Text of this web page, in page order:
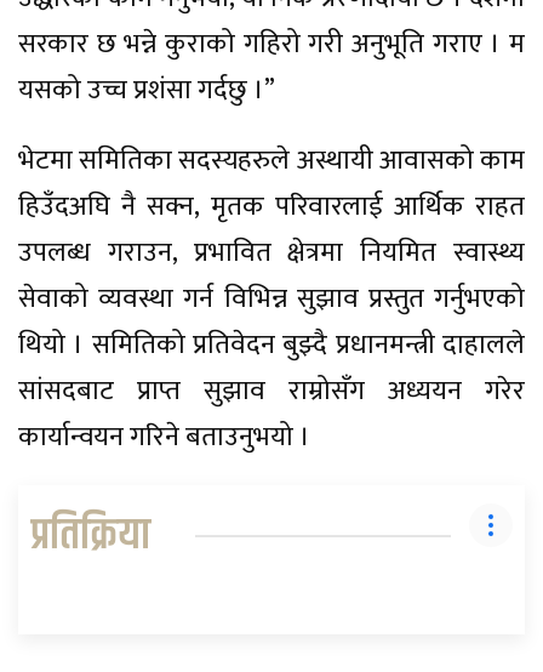
सरकार छ भन्ने कुराको गहिरो गरी अनुभूति गराए । म
यसको उच्च प्रशंसा गर्दछु ।”
भेटमा समितिका सदस्यहरुले अस्थायी आवासको काम
हिउँदअघि नै सक्न, मृतक परिवारलाई आर्थिक राहत
उपलब्ध गराउन, प्रभावित क्षेत्रमा नियमित स्वास्थ्य
सेवाको व्यवस्था गर्न विभिन्न सुझाव प्रस्तुत गर्नुभएको
थियो । समितिको प्रतिवेदन बुझ्दै प्रधानमन्त्री दाहालले
सांसदबाट प्राप्त सुझाव राम्रोसँग अध्ययन गरेर
कार्यान्वयन गरिने बताउनुभयो ।
प्रतिक्रिया